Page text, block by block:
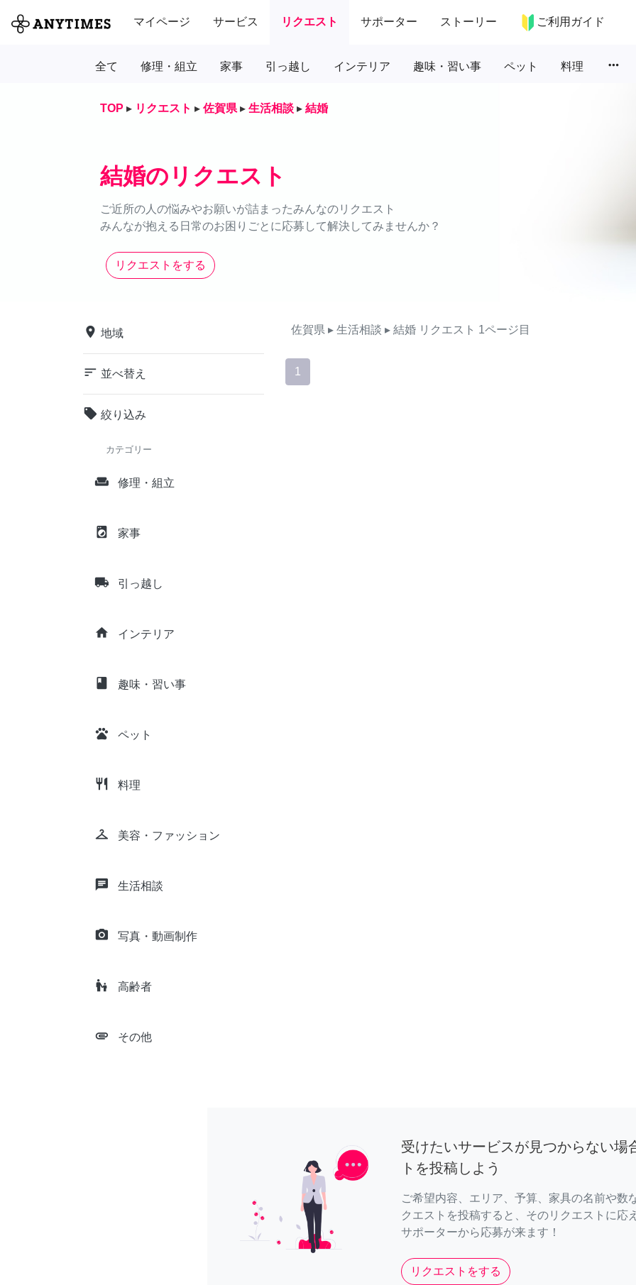
マイページ サービス リクエスト サポーター ストーリー ご利用ガイド
全て 修理・組立 家事 引っ越し インテリア 趣味・習い事 ペット 料理 more_horiz
TOP ▸ リクエスト ▸ 佐賀県 ▸ 生活相談 ▸ 結婚
結婚のリクエスト
ご近所の人の悩みやお願いが詰まったみんなのリクエスト
みんなが抱える日常のお困りごとに応募して解決してみませんか？
リクエストをする
place 地域
sort 並べ替え
local_offer 絞り込み
カテゴリー
weekend 修理・組立
local_laundry_service 家事
local_shipping 引っ越し
home インテリア
class 趣味・習い事
pets ペット
restaurant 料理
checkroom 美容・ファッション
chat 生活相談
camera_alt 写真・動画制作
escalator_warning 高齢者
attachment その他
佐賀県 ▸ 生活相談 ▸ 結婚 リクエスト 1ページ目
1
受けたいサービスが見つからない場
トを投稿しよう
ご希望内容、エリア、予算、家具の名前や数
クエストを投稿すると、そのリクエストに応
サポーターから応募が来ます！
リクエストをする